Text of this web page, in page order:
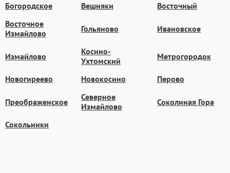
Богородское Вешняки
Восточный
Восточное
Измайлово
Гольяново Ивановское
Измайлово
Косино-
Ухтомский
Метрогородок
Новогиреево Новокосино Перово
Преображенское
Северное
Измайлово
Соколиная Гора
Сокольники